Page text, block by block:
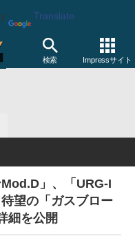
Translate
検索 Impressサイト
」、「URG-I
望の「ガスブロー
細を公開